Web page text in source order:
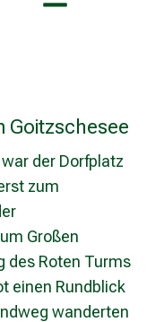
Goitzschesee
der Dorfplatz
zum
Großen
des Roten Turms
einen Rundblick
wanderten